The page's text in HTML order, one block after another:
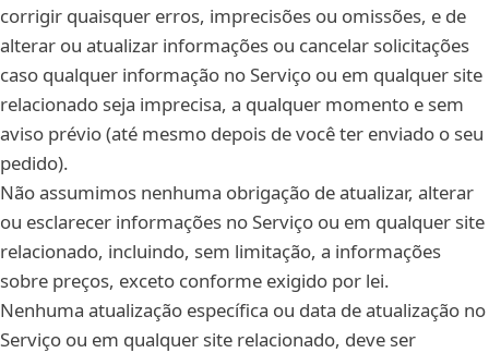
corrigir quaisquer erros, imprecisões ou omissões, e de
alterar ou atualizar informações ou cancelar solicitações
caso qualquer informação no Serviço ou em qualquer site
relacionado seja imprecisa, a qualquer momento e sem
aviso prévio (até mesmo depois de você ter enviado o seu
pedido).
Não assumimos nenhuma obrigação de atualizar, alterar
ou esclarecer informações no Serviço ou em qualquer site
relacionado, incluindo, sem limitação, a informações
sobre preços, exceto conforme exigido por lei.
Nenhuma atualização específica ou data de atualização no
Serviço ou em qualquer site relacionado, deve ser